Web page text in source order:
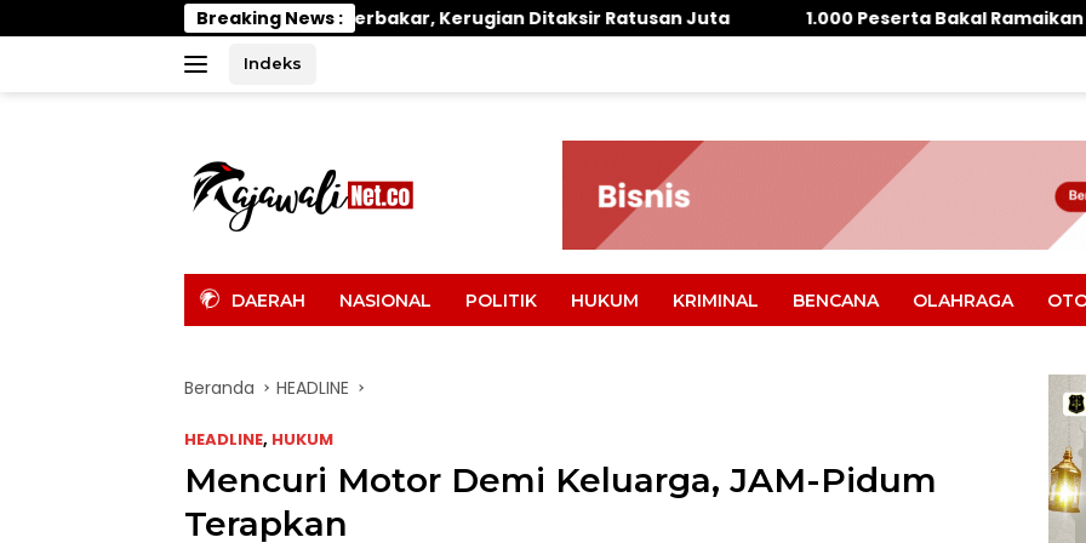
ke
Breaking News :
Hangus Terbakar, Kerugian Ditaksir Ratusan Juta 1.000 Peserta Bakal Ramaikan Toribulu
Indeks
DAERAH NASIONAL POLITIK HUKUM KRIMINAL BENCANA OLAHRAGA
Beranda HEADLINE
HEADLINE, HUKUM
Mencuri Motor Demi Keluarga, JAM-Pidum
Terapkan